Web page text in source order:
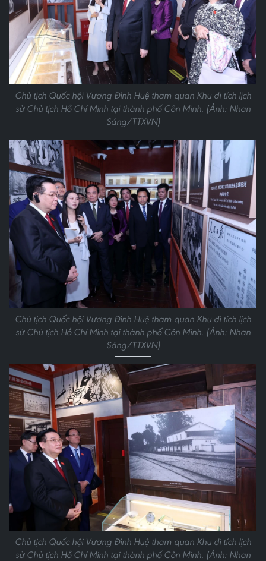
Chủ tịch Quốc hội Vương Đình Huệ tham quan Khu di tích lịch
sử Chủ tịch Hồ Chí Minh tại thành phố Côn Minh. (Ảnh: Nhan
Sáng/TTXVN)
Chủ tịch Quốc hội Vương Đình Huệ tham quan Khu di tích lịch
sử Chủ tịch Hồ Chí Minh tại thành phố Côn Minh. (Ảnh: Nhan
Sáng/TTXVN)
Chủ tịch Quốc hội Vương Đình Huệ tham quan Khu di tích lịch
sử Chủ tịch Hồ Chí Minh tại thành phố Côn Minh. (Ảnh: Nhan